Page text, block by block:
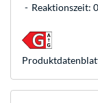
Reaktionszeit: